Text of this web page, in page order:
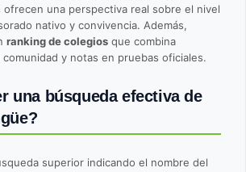
ofrecen una perspectiva real sobre el nivel
nativo y convivencia. Además,
ranking de colegios que combina
y notas en pruebas oficiales.
una búsqueda efectiva de
superior indicando el nombre del